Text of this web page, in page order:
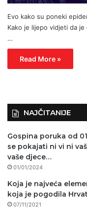
Evo kako su poneki
Kako je lijepo vidjeti da
…
Read More »
NAJČITANIJE
Gospina poruka od
se pokajati ni vi ni
vaše djece…
01/01/2024
Koja je najveća
koja je pogodila
07/11/2021